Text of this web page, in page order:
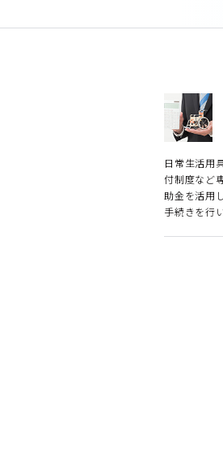
日常生活用
付制度など
助金を活用
手続きを行